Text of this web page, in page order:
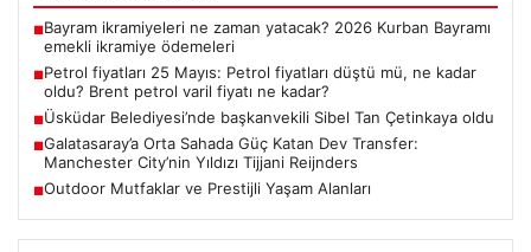
■Bayram ikramiyeleri ne zaman yatacak? 2026 Kurban Bayramı
emekli ikramiye ödemeleri
■Petrol fiyatları 25 Mayıs: Petrol fiyatları düştü mü, ne kadar
oldu? Brent petrol varil fiyatı ne kadar?
■Üsküdar Belediyesi’nde başkanvekili Sibel Tan Çetinkaya oldu
■Galatasaray’a Orta Sahada Güç Katan Dev Transfer:
Manchester City’nin Yıldızı Tijjani Reijnders
■Outdoor Mutfaklar ve Prestijli Yaşam Alanları